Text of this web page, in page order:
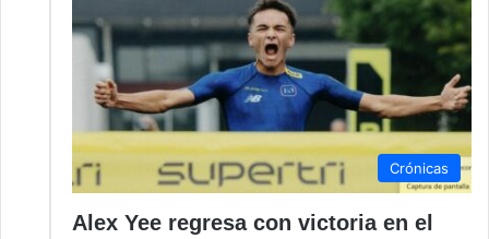
Crónicas
Alex Yee regresa con victoria en el